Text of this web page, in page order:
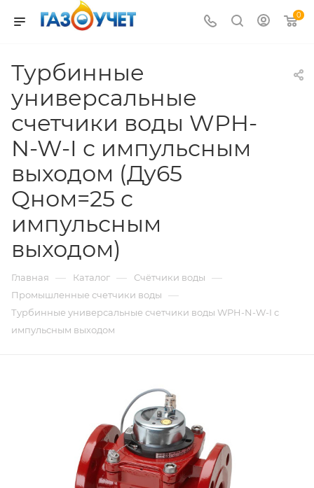
0
Турбинные
универсальные
счетчики воды WPH-
N-W-I с импульсным
выходом (Ду65
Qном=25 с
импульсным
выходом)
Главная — Каталог — Счётчики воды —
Промышленные счетчики воды —
Турбинные универсальные счетчики воды WPH-N-W-I с
импульсным выходом